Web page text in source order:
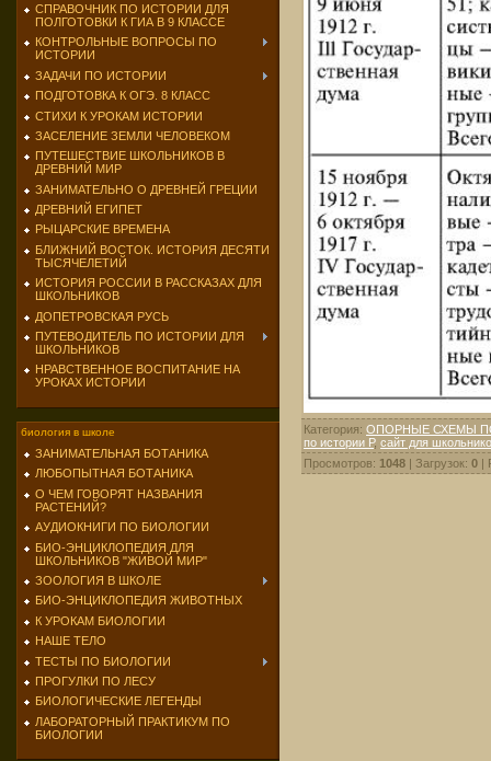
СПРАВОЧНИК ПО ИСТОРИИ ДЛЯ
ПОЛГОТОВКИ К ГИА В 9 КЛАССЕ
КОНТРОЛЬНЫЕ ВОПРОСЫ ПО
ИСТОРИИ
ЗАДАЧИ ПО ИСТОРИИ
ПОДГОТОВКА К ОГЭ. 8 КЛАСС
СТИХИ К УРОКАМ ИСТОРИИ
ЗАСЕЛЕНИЕ ЗЕМЛИ ЧЕЛОВЕКОМ
ПУТЕШЕСТВИЕ ШКОЛЬНИКОВ В
ДРЕВНИЙ МИР
ЗАНИМАТЕЛЬНО О ДРЕВНЕЙ ГРЕЦИИ
ДРЕВНИЙ ЕГИПЕТ
РЫЦАРСКИЕ ВРЕМЕНА
БЛИЖНИЙ ВОСТОК. ИСТОРИЯ ДЕСЯТИ
ТЫСЯЧЕЛЕТИЙ
ИСТОРИЯ РОССИИ В РАССКАЗАХ ДЛЯ
ШКОЛЬНИКОВ
ДОПЕТРОВСКАЯ РУСЬ
ПУТЕВОДИТЕЛЬ ПО ИСТОРИИ ДЛЯ
ШКОЛЬНИКОВ
НРАВСТВЕННОЕ ВОСПИТАНИЕ НА
УРОКАХ ИСТОРИИ
биология в школе
ЗАНИМАТЕЛЬНАЯ БОТАНИКА
ЛЮБОПЫТНАЯ БОТАНИКА
О ЧЕМ ГОВОРЯТ НАЗВАНИЯ
РАСТЕНИЙ?
АУДИОКНИГИ ПО БИОЛОГИИ
БИО-ЭНЦИКЛОПЕДИЯ ДЛЯ
ШКОЛЬНИКОВ "ЖИВОЙ МИР"
ЗООЛОГИЯ В ШКОЛЕ
БИО-ЭНЦИКЛОПЕДИЯ ЖИВОТНЫХ
К УРОКАМ БИОЛОГИИ
НАШЕ ТЕЛО
ТЕСТЫ ПО БИОЛОГИИ
ПРОГУЛКИ ПО ЛЕСУ
БИОЛОГИЧЕСКИЕ ЛЕГЕНДЫ
ЛАБОРАТОРНЫЙ ПРАКТИКУМ ПО
БИОЛОГИИ
Категория: ОПОРНЫЕ СХЕМЫ
по истории Р, сайт для
Просмотров: 1048 | Загрузок: 0 |